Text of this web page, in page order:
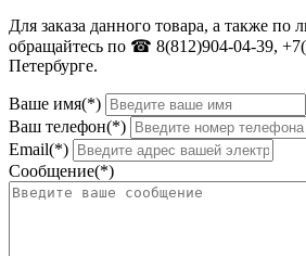
Для заказа данного товара, а также
обращайтесь по ☎ 8(812)904-04-39,
Петербурге.
Ваше имя(*)
Ваш телефон(*)
Email(*)
Сообщение(*)